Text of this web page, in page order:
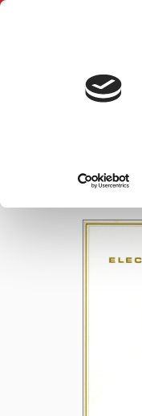
IMAGES